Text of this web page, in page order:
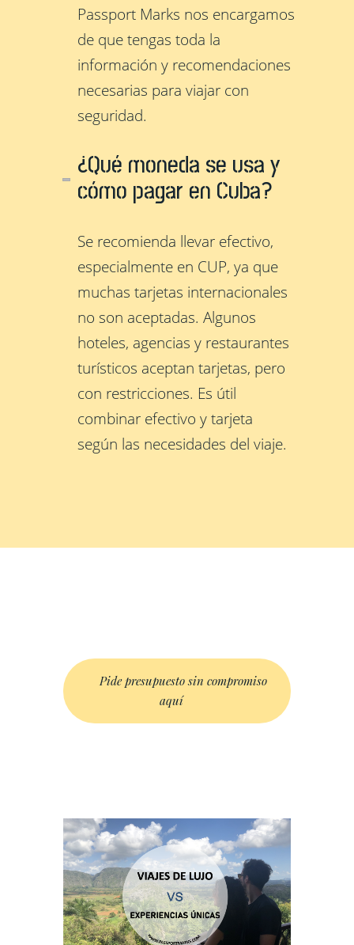
Passport Marks nos encargamos
de que tengas toda la
información y recomendaciones
necesarias para viajar con
seguridad.
¿Qué moneda se usa y
cómo pagar en Cuba?
Se recomienda llevar efectivo,
especialmente en CUP, ya que
muchas tarjetas internacionales
no son aceptadas. Algunos
hoteles, agencias y restaurantes
turísticos aceptan tarjetas, pero
con restricciones. Es útil
combinar efectivo y tarjeta
según las necesidades del viaje.
Pide presupuesto sin compromiso
aquí